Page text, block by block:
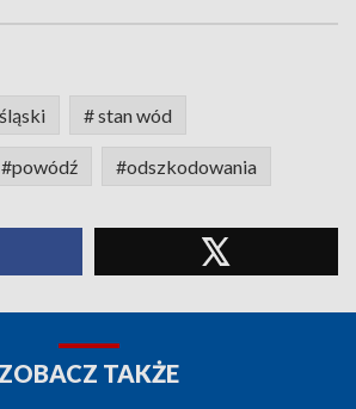
# stan wód
#powódź #odszkodowania
ZOBACZ TAKŻE